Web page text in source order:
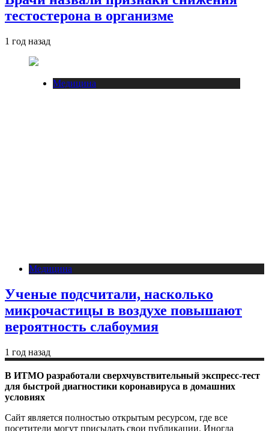
тестостерона в организме
1 год назад
Медицина
Медицина
Ученые подсчитали, насколько
микрочастицы в воздухе повышают
вероятность слабоумия
1 год назад
В ИТМО разработали сверхчувствительный экспресс-тест
для быстрой диагностики коронавируса в домашних
условиях
Сайт является полностью открытым ресурсом, где все
посетители могут присылать свои публикации. Иногда